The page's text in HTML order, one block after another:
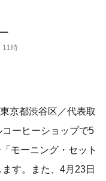
11時
京都渋谷区／代表取
ーヒーショップで5
モーニング・セット
す。また、4月23日